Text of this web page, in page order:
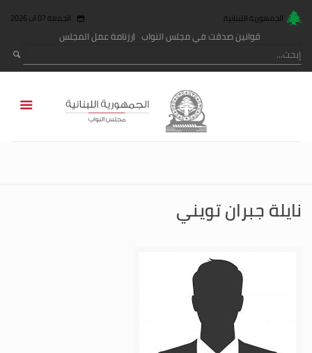
الجمهورية اللبنانية الجمعة 07 آب 2026
قوانين صدقت في مجلس النواب رزنامة عمل المجلس
نايلة جبران تويني